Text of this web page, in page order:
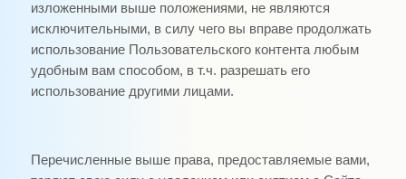
изложенными выше положениями, не являются
исключительными, в силу чего вы вправе продолжать
использование Пользовательского контента любым
удобным вам способом, в т.ч. разрешать его
использование другими лицами.
Перечисленные выше права, предоставляемые вами,